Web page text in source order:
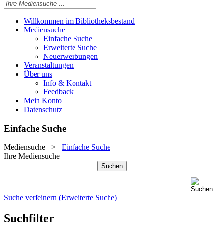
Willkommen im Bibliotheksbestand
Mediensuche
Einfache Suche
Erweiterte Suche
Neuerwerbungen
Veranstaltungen
Über uns
Info & Kontakt
Feedback
Mein Konto
Datenschutz
Einfache Suche
Mediensuche > Einfache Suche
Ihre Mediensuche
Suche verfeinern (Erweiterte Suche)
Suchfilter